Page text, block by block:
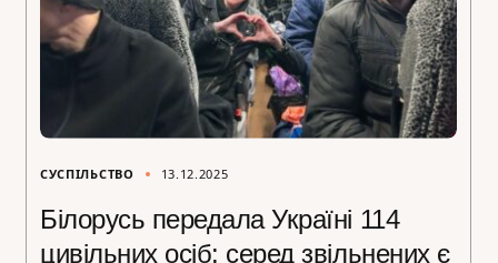
СУСПІЛЬСТВО 13.12.2025
Білорусь передала Україні 114
цивільних осіб: серед звільнених є